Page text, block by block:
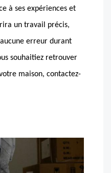
à ses expériences et
un travail précis,
erreur durant
souhaitiez retrouver
maison, contactez-